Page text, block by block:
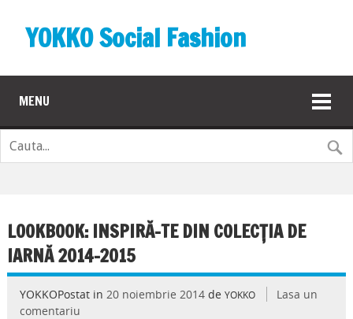
YOKKO Social Fashion
MENU
LOOKBOOK: INSPIRĂ-TE DIN COLECȚIA DE
IARNĂ 2014-2015
YOKKOPostat in 20 noiembrie 2014de YOKKO
Lasa un
comentariu